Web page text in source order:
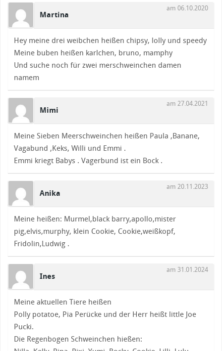
Martina
am 06.10.2020
Hey meine drei weibchen heißen chipsy, lolly und speedy
Meine buben heißen karlchen, bruno, mamphy
Und suche noch für zwei merschweinchen damen
namem
Mimi
am 27.04.2021
Meine Sieben Meerschweinchen heißen Paula ,Banane,
Vagabund ,Keks, Willi und Emmi .
Emmi kriegt Babys . Vagerbund ist ein Bock .
Anika
am 20.11.2023
Meine heißen: Murmel,black barry,apollo,mister
pig,elvis,murphy, klein Cookie, Cookie,weißkopf,
Fridolin,Ludwig .
Ines
am 31.01.2024
Meine aktuellen Tiere heißen
Polly potatoe, Pia Perücke und der Herr heißt little Joe
Pucki.
Die Regenbogen Schweinchen hießen: